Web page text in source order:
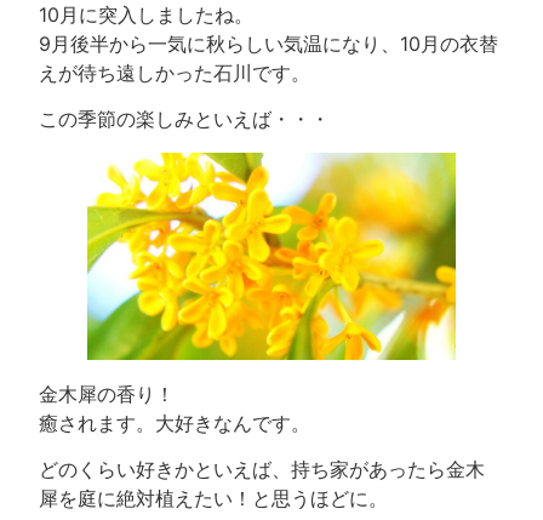
10月に突入しましたね。
9月後半から一気に秋らしい気温になり、10月の衣替
えが待ち遠しかった石川です。
この季節の楽しみといえば・・・
金木犀の香り！
癒されます。大好きなんです。
どのくらい好きかといえば、持ち家があったら金木
犀を庭に絶対植えたい！と思うほどに。